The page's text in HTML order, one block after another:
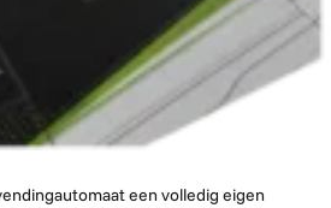
een volledig eigen